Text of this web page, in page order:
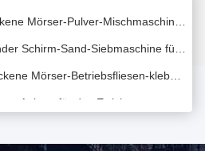
Energiesparende horizontale kleine trockene Mörser-Mischer-Maschine einfach zur Operation